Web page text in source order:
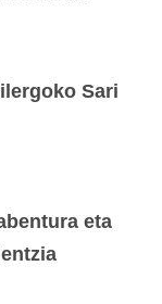
Sari
eta